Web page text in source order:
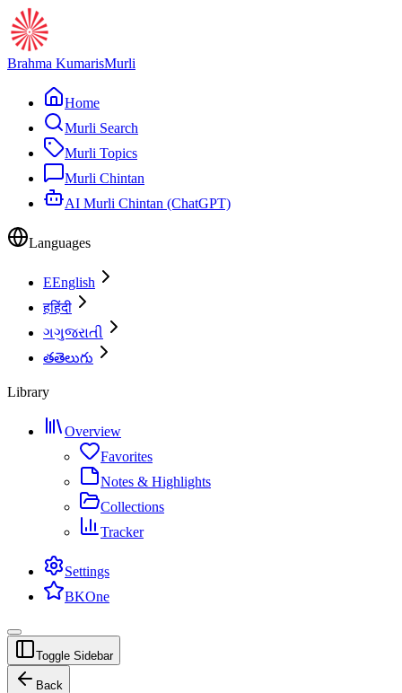
Brahma KumarisMurli
Home
Murli Search
Murli Topics
Murli Chintan
AI Murli Chintan (ChatGPT)
Languages
EEnglish
हहिंदी
ગગુજરાતી
తతెలుగు
Library
Overview
Favorites
Notes & Highlights
Collections
Tracker
Settings
BKOne
Toggle Sidebar
Back